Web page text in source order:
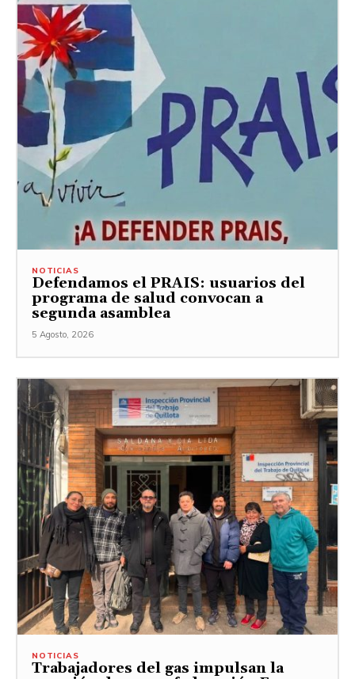
NOTICIAS
Defendamos el PRAIS: usuarios del
programa de salud convocan a
segunda asamblea
5 Agosto, 2026
NOTICIAS
Trabajadores del gas impulsan la